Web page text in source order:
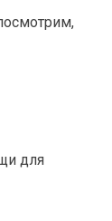
для